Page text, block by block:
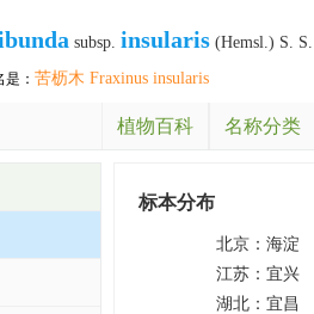
subsp. insularis (Hemsl.) S.
： 苦枥木 Fraxinus insularis
植物百科 名称分类
标本分布
北京： 海淀
江苏： 宜兴
湖北： 宜昌